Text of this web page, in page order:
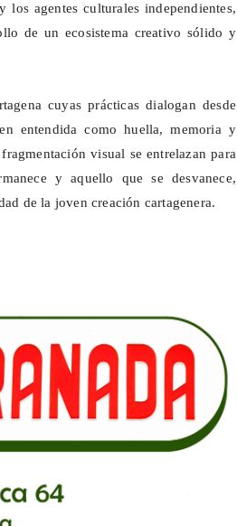
agentes culturales independientes,
de un ecosistema creativo sólido y
cuyas prácticas dialogan desde
entendida como huella, memoria y
visual se entrelazan para
y aquello que se desvanece,
de la joven creación cartagenera.